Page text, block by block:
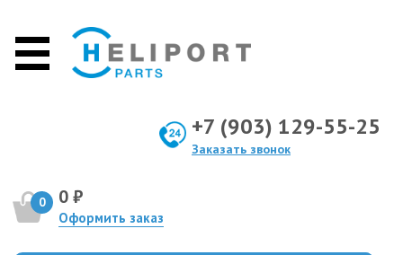
+7 (903) 129-55-25
Заказать звонок
0 0 ₽
Оформить заказ